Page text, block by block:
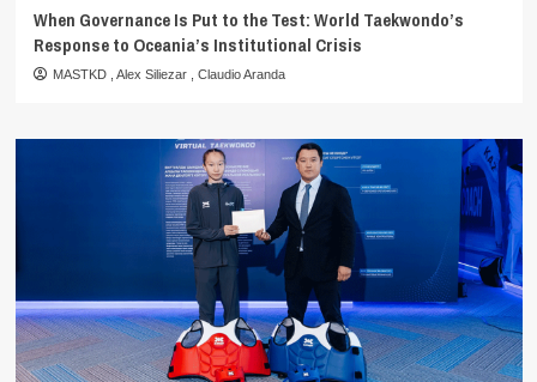
When Governance Is Put to the Test: World Taekwondo’s
Response to Oceania’s Institutional Crisis
MASTKD Alex Siliezar Claudio Aranda